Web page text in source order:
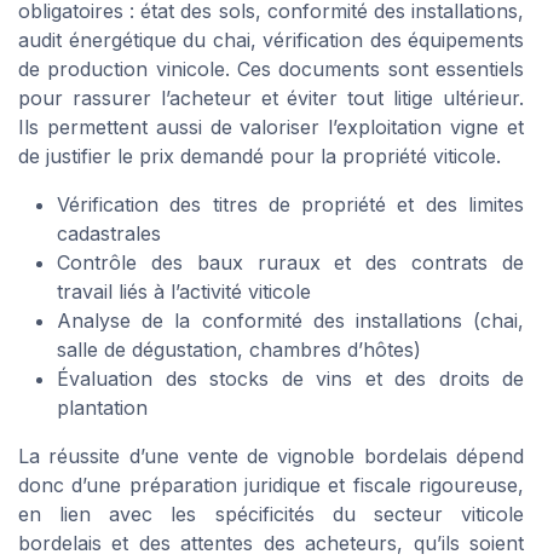
obligatoires : état des sols, conformité des installations,
audit énergétique du chai, vérification des équipements
de production vinicole. Ces documents sont essentiels
pour rassurer l’acheteur et éviter tout litige ultérieur.
Ils permettent aussi de valoriser l’exploitation vigne et
de justifier le prix demandé pour la propriété viticole.
Vérification des titres de propriété et des limites
cadastrales
Contrôle des baux ruraux et des contrats de
travail liés à l’activité viticole
Analyse de la conformité des installations (chai,
salle de dégustation, chambres d’hôtes)
Évaluation des stocks de vins et des droits de
plantation
La réussite d’une vente de vignoble bordelais dépend
donc d’une préparation juridique et fiscale rigoureuse,
en lien avec les spécificités du secteur viticole
bordelais et des attentes des acheteurs, qu’ils soient